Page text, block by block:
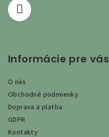
Informácie pre vás
O nás
Obchodné podmienky
Doprava a platba
GDPR
Kontakty